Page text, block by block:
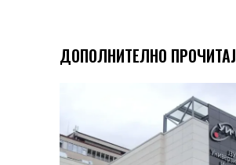
ДОПОЛНИТЕЛНО ПРОЧИТАЈ